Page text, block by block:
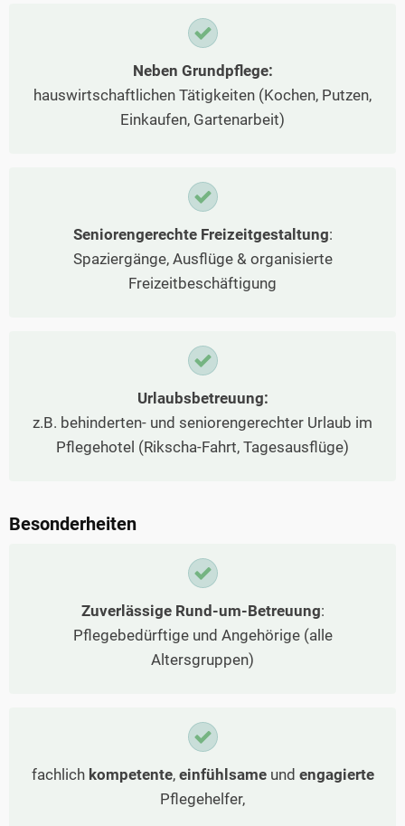
Neben Grundpflege:
hauswirtschaftlichen Tätigkeiten (Kochen, Putzen,
Einkaufen, Gartenarbeit)
Seniorengerechte Freizeitgestaltung:
Spaziergänge, Ausflüge & organisierte
Freizeitbeschäftigung
Urlaubsbetreuung:
z.B. behinderten- und seniorengerechter Urlaub im
Pflegehotel (Rikscha-Fahrt, Tagesausflüge)
Besonderheiten
Zuverlässige Rund-um-Betreuung:
Pflegebedürftige und Angehörige (alle
Altersgruppen)
fachlich kompetente, einfühlsameund engagierte
Pflegehelfer,